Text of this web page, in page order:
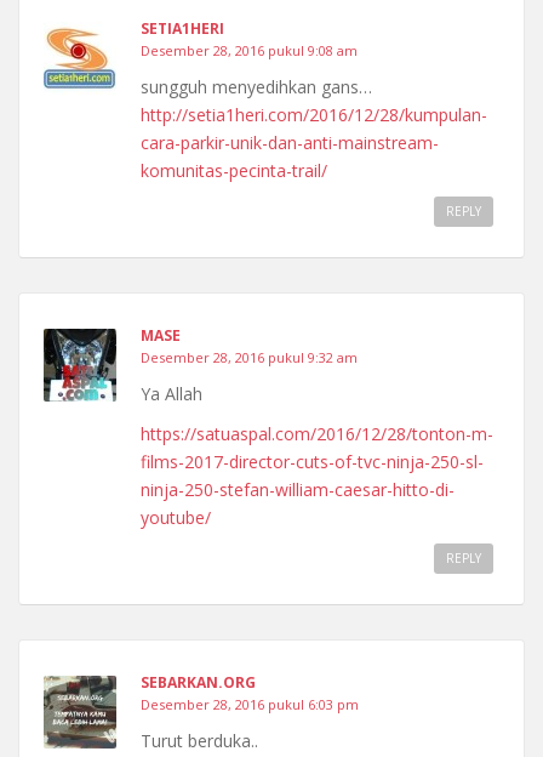
SETIA1HERI
Desember 28, 2016 pukul 9:08 am
sungguh menyedihkan gans…
http://setia1heri.com/2016/12/28/kumpulan-
cara-parkir-unik-dan-anti-mainstream-
komunitas-pecinta-trail/
REPLY
MASE
Desember 28, 2016 pukul 9:32 am
Ya Allah
https://satuaspal.com/2016/12/28/tonton-m-
films-2017-director-cuts-of-tvc-ninja-250-sl-
ninja-250-stefan-william-caesar-hitto-di-
youtube/
REPLY
SEBARKAN.ORG
Desember 28, 2016 pukul 6:03 pm
Turut berduka..